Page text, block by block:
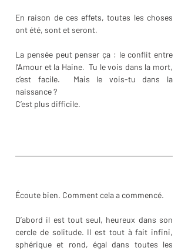
En raison de ces effets, toutes les choses
ont été, sont et seront.
La pensée peut penser ça : le conflit entre
l’Amour et la Haine.  Tu le vois dans la mort,
c’est facile.  Mais le vois-tu dans la
naissance ?
C’est plus difficile.
Écoute bien. Comment cela a commencé.
D’abord il est tout seul, heureux dans son
cercle de solitude. Il est tout à fait infini,
sphérique et rond, égal dans toutes les